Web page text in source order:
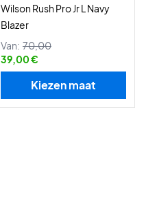
Wilson Rush Pro Jr L Navy
Blazer
Van: 70,00
39,00 €
Kiezen maat